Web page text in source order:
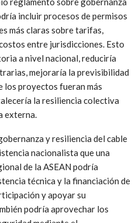
se escalarán o
de la ASEAN más sólido
de los cables submarinos
y abierto, proporcionando
colectiva contra demandas
del sistema regulatorio de
reglamento sobre gobernanza
más claras sobre tarifas,
entre jurisdicciones. Esto
a nivel nacional, reduciría
mejoraría la previsibilidad
proyectos fueran más
la resiliencia colectiva